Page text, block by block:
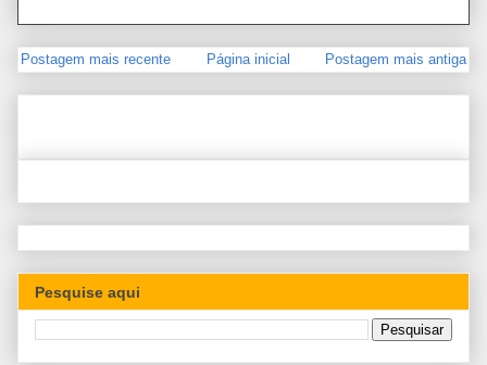
Postagem mais recente Postagem mais antiga
Página inicial
Pesquise aqui